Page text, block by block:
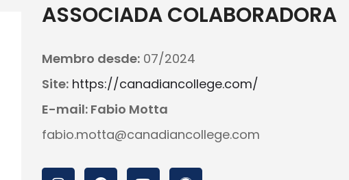
ASSOCIADA COLABORADORA
Membro desde:07/2024
Site:https://canadiancollege.com/
E-mail: Fabio Motta
fabio.motta@canadiancollege.com